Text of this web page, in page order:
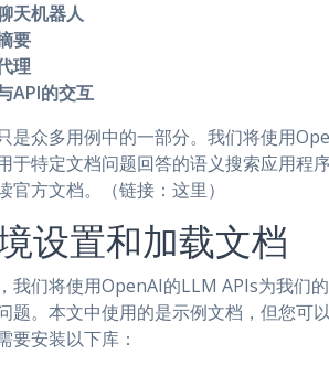
天机器人
要
理
API的交互
是众多用例中的一部分。我们将使用
于特定文档问题回答的语义搜索应用程
官方文档。（链接：这里）
设置和加载文档
我们将使用OpenAI的LLM APIs为我们
题。本文中使用的是示例文档，但您可
要安装以下库：